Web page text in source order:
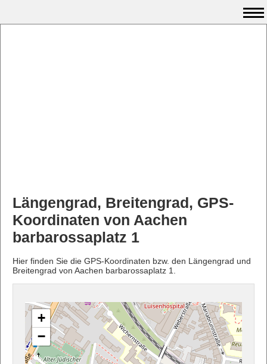
Längengrad, Breitengrad, GPS-
Koordinaten von Aachen
barbarossaplatz 1
Hier finden Sie die GPS-Koordinaten bzw. den Längengrad und
Breitengrad von Aachen barbarossaplatz 1.
+
−